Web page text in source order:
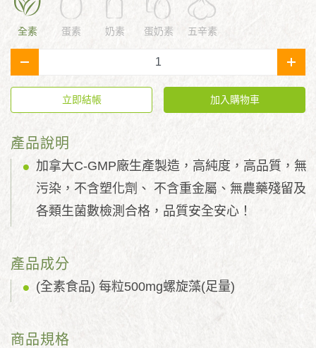
全素 蛋素 奶素 蛋奶素 五辛素
- +
立即結帳 加入購物車
產品說明
加拿大C-GMP廠生產製造，高純度，高品質，無
污染，不含塑化劑、 不含重金屬、無農藥殘留及
各類生菌數檢測合格，品質安全安心！
產品成分
(全素食品) 每粒500mg螺旋藻(足量)
商品規格